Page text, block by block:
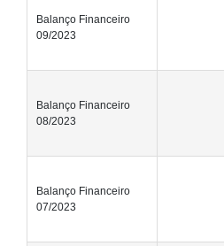
Balanço Financeiro
09/2023
Balanço Financeiro
08/2023
Balanço Financeiro
07/2023